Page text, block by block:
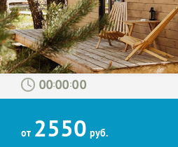
: :
от 2550 руб.